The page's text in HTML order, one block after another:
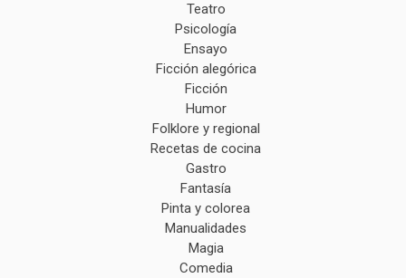
Teatro
Psicología
Ensayo
Ficción alegórica
Ficción
Humor
Folklore y regional
Recetas de cocina
Gastro
Fantasía
Pinta y colorea
Manualidades
Magia
Comedia